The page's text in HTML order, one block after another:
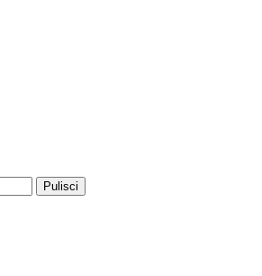
Pulisci